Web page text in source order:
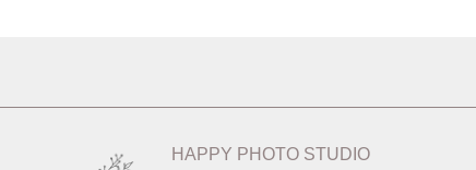
HAPPY PHOTO STUDIO